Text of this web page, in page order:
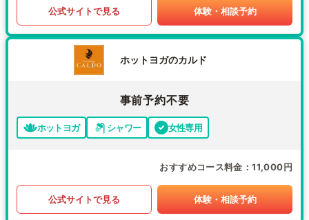
公式サイトで見る 体験・相談予約
ホットヨガのカルド
事前予約不要
ホットヨガ シャワー 女性専用
おすすめコース料金 11,000円
公式サイトで見る 体験・相談予約